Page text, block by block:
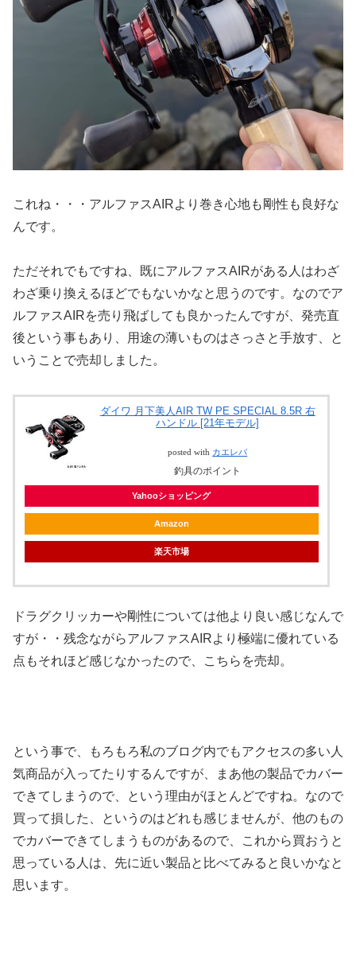
これね・・・アルファスAIRより巻き心地も剛性も良好な
んです。
ただそれでもですね、既にアルファスAIRがある人はわざ
わざ乗り換えるほどでもないかなと思うのです。なのでア
ルファスAIRを売り飛ばしても良かったんですが、発売直
後という事もあり、用途の薄いものはさっさと手放す、と
いうことで売却しました。
ダイワ 月下美人AIR TW PE SPECIAL 8.5R 右
ハンドル [21年モデル]
posted with カエレバ
釣具のポイント
Yahooショッピング
Amazon
楽天市場
ドラグクリッカーや剛性については他より良い感じなんで
すが・・残念ながらアルファスAIRより極端に優れている
点もそれほど感じなかったので、こちらを売却。
という事で、もろもろ私のブログ内でもアクセスの多い人
気商品が入ってたりするんですが、まあ他の製品でカバー
できてしまうので、という理由がほとんどですね。なので
買って損した、というのはどれも感じませんが、他のもの
でカバーできてしまうものがあるので、これから買おうと
思っている人は、先に近い製品と比べてみると良いかなと
思います。